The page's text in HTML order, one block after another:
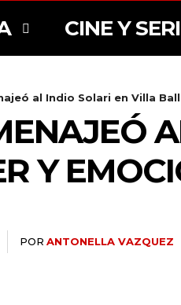
CINE Y
al Indio Solari en Villa
Y
POR ANTONELLA VAZQUEZ